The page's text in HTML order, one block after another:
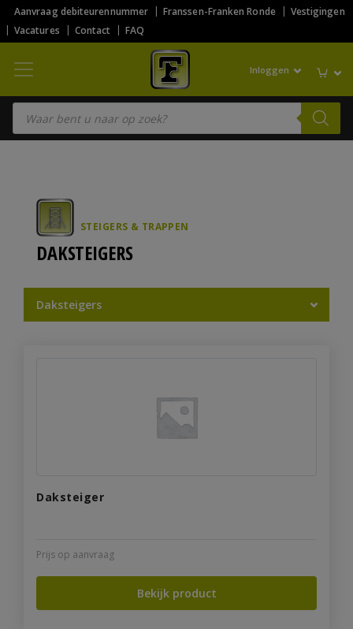
Aanvraag debiteurennummer Franssen-Franken Ronde
Vestigingen
Vacatures
Contact FAQ
Inloggen
Producten zoeken
STEIGERS & TRAPPEN
DAKSTEIGERS
Daksteigers
Daksteiger
Prijs op aanvraag
Bekijk product